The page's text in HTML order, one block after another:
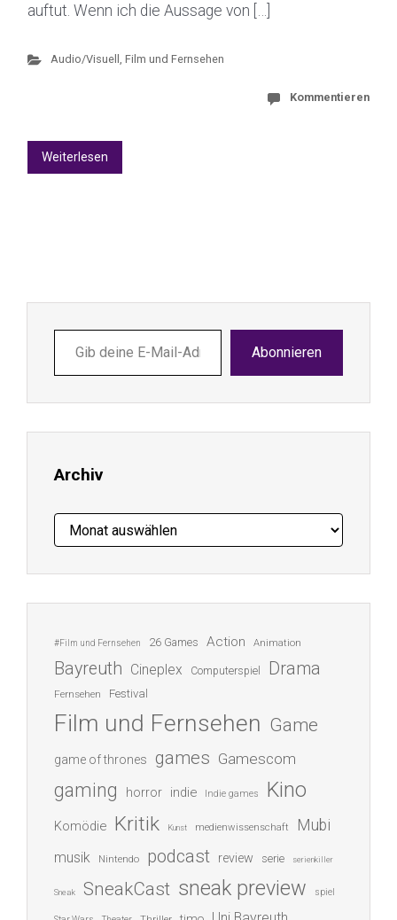
auftut. Wenn ich die Aussage von […]
Audio/Visuell , Film und Fernsehen
Kommentieren
Weiterlesen
deine
E-
ein ...
Abonnieren
Archiv
Archiv
#Film und Fernsehen 26 Games Action Animation
Bayreuth Cineplex Computerspiel Drama
Fernsehen Festival
Film und Fernsehen Game
game of thrones games Gamescom
gaming horror indie Indie games Kino
Komödie Kritik Kunst medienwissenschaft Mubi
musik Nintendo podcast review serie serienkiller
Sneak SneakCast sneak preview spiel